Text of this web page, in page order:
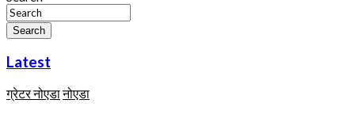
Search
Latest
ग्रेटर नोएडानोएडा